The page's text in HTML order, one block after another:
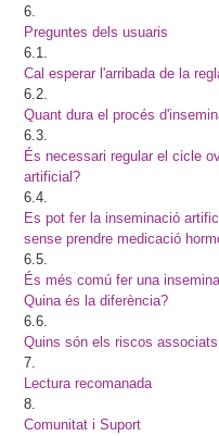
6.
Preguntes dels usuaris
6.1.
Cal esperar l'arribada de la
6.2.
Quant dura el procés
6.3.
És necessari regular el cicle
artificial?
6.4.
Es pot fer la inseminació
sense prendre medicació
6.5.
És més comú fer una
Quina és la diferència?
6.6.
Quins són els riscos
7.
Lectura recomanada
8.
Comunitat i Suport